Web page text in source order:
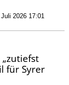
2026 17:01
für Syrer